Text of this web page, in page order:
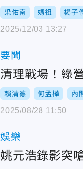
梁佑南 媽祖 楊子
2025/12/03 13:27
要聞
清理戰場！綠
賴清德 何孟樺 內
2025/08/28 11:50
娛樂
姚元浩錄影突